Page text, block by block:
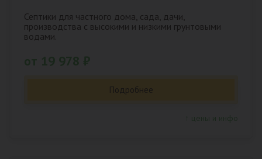
Септики для частного дома, сада, дачи,
производства с высокими и низкими грунтовыми
водами.
Подробнее